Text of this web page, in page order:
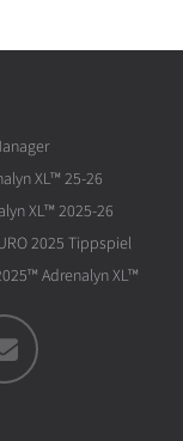
XL™ 25-26
XL™ 2025-26
2025 Tippspiel
Adrenalyn XL™